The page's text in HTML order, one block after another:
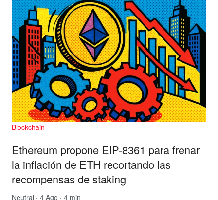
Blockchain
Ethereum propone EIP-8361 para frenar
la inflación de ETH recortando las
recompensas de staking
Neutral · 4 Ago · 4 min